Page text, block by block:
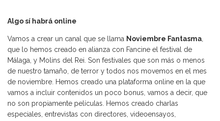
Algo sí habrá online
Vamos a crear un canal que se llama Noviembre Fantasma,
que lo hemos creado en alianza con Fancine el festival de
Málaga, y Molins del Rei. Son festivales que son más o menos
de nuestro tamaño, de terror y todos nos movemos en el mes
de noviembre. Hemos creado una plataforma online en la que
vamos a incluir contenidos un poco bonus, vamos a decir, que
no son propiamente películas. Hemos creado charlas
especiales, entrevistas con directores, videoensayos,